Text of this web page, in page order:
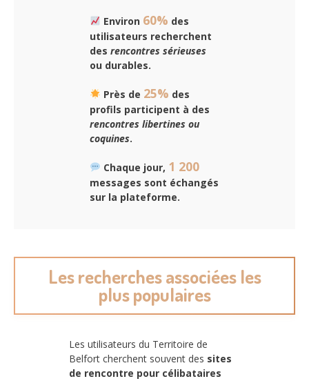
Environ 60% des
utilisateurs recherchent
des rencontres sérieuses
ou durables.
Près de 25% des
profils participent à des
rencontres libertines ou
coquines.
Chaque jour, 1 200
messages sont échangés
sur la plateforme.
Les recherches associées les
plus populaires
Les utilisateurs du Territoire de
Belfort cherchent souvent des sites
de rencontre pour célibataires